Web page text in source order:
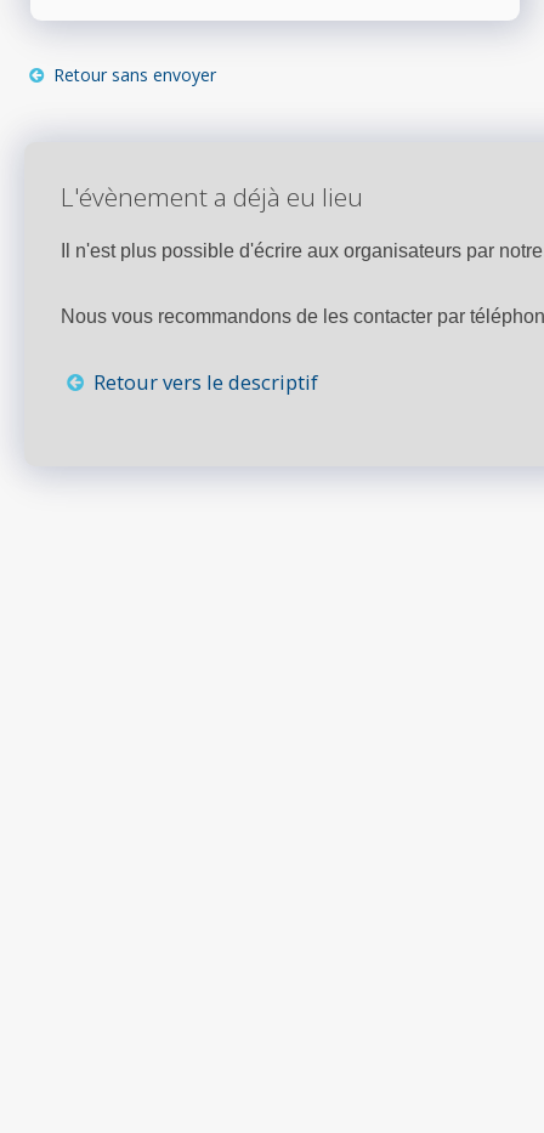
Retour sans envoyer
L'évènement a déjà eu lieu
Il n'est plus possible d'écrire aux organisateurs par
Nous vous recommandons de les contacter par
Retour vers le descriptif